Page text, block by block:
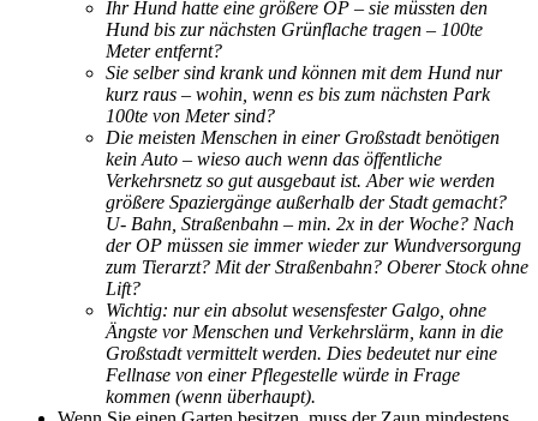
Ihr Hund hatte eine größere OP – sie müssten den
Hund bis zur nächsten Grünflache tragen – 100te
Meter entfernt?
Sie selber sind krank und können mit dem Hund nur
kurz raus – wohin, wenn es bis zum nächsten Park
100te von Meter sind?
Die meisten Menschen in einer Großstadt benötigen
kein Auto – wieso auch wenn das öffentliche
Verkehrsnetz so gut ausgebaut ist. Aber wie werden
größere Spaziergänge außerhalb der Stadt gemacht?
U- Bahn, Straßenbahn – min. 2x in der Woche? Nach
der OP müssen sie immer wieder zur Wundversorgung
zum Tierarzt? Mit der Straßenbahn? Oberer Stock ohne
Lift?
Wichtig: nur ein absolut wesensfester Galgo, ohne
Ängste vor Menschen und Verkehrslärm, kann in die
Großstadt vermittelt werden. Dies bedeutet nur eine
Fellnase von einer Pflegestelle würde in Frage
kommen (wenn überhaupt).